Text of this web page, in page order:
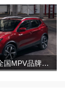
2022年1月全国MPV品牌销量排行榜完整版